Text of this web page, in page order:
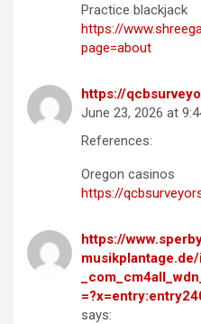
Practice blackjack
https://
page=about
https://
June 23, 2026 at
References:
Oregon casinos
https://
https://
says: